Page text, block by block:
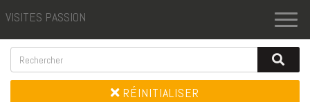
VISITES PASSION
RÉINITIALISER